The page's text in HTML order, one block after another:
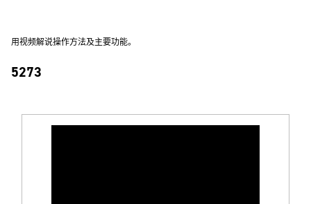
用视频解说操作方法及主要功能。
5273